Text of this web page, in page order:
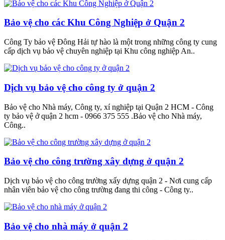
Bảo vệ cho các Khu Công Nghiệp ở Quận 2
Công Ty bảo vệ Đông Hải tự hào là một trong những công ty cung
cấp dịch vụ bảo vệ chuyên nghiệp tại Khu công nghiệp An..
Dịch vụ bảo vệ cho công ty ở quận 2
Bảo vệ cho Nhà máy, Công ty, xí nghiệp tại Quận 2 HCM - Công
ty bảo vệ ở quận 2 hcm - 0966 375 555 .Bảo vệ cho Nhà máy,
Công..
Bảo vệ cho công trường xây dựng ở quận 2
Dịch vụ bảo vệ cho công trường xấy dựng quận 2 - Nơi cung cấp
nhân viên bảo vệ cho công trường đang thi công - Công ty..
Bảo vệ cho nhà máy ở quận 2